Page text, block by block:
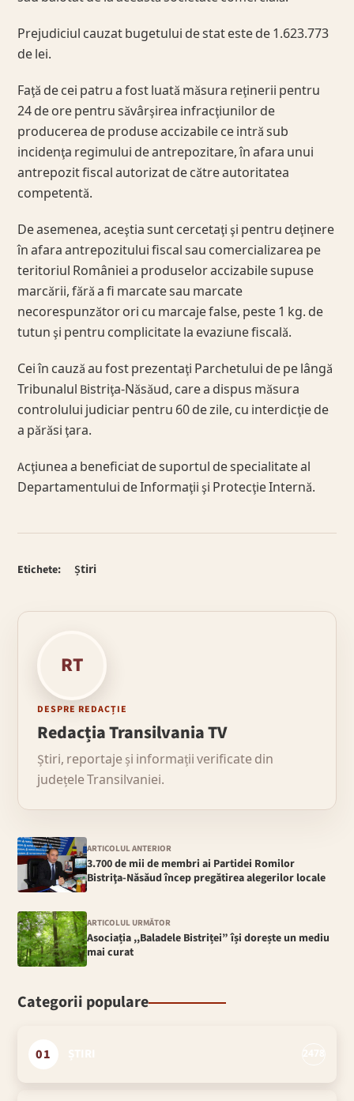
Prejudiciul cauzat bugetului de stat este de 1.623.773
de lei.
Faţă de cei patru a fost luată măsura reţinerii pentru
24 de ore pentru săvârşirea infracţiunilor de
producerea de produse accizabile ce intră sub
incidenţa regimului de antrepozitare, în afara unui
antrepozit fiscal autorizat de către autoritatea
competentă.
De asemenea, aceştia sunt cercetaţi şi pentru deţinere
în afara antrepozitului fiscal sau comercializarea pe
teritoriul României a produselor accizabile supuse
marcării, fără a fi marcate sau marcate
necorespunzător ori cu marcaje false, peste 1 kg. de
tutun şi pentru complicitate la evaziune fiscală.
Cei în cauză au fost prezentaţi Parchetului de pe lângă
Tribunalul Bistriţa-Năsăud, care a dispus măsura
controlului judiciar pentru 60 de zile, cu interdicţie de
a părăsi ţara.
Acţiunea a beneficiat de suportul de specialitate al
Departamentului de Informaţii şi Protecţie Internă.
Etichete: Știri
RT
DESPRE REDACȚIE
Redacția Transilvania TV
Știri, reportaje și informații verificate din
județele Transilvaniei.
ARTICOLUL ANTERIOR
3.700 de mii de membri ai Partidei Romilor
Bistriţa-Năsăud încep pregătirea alegerilor locale
ARTICOLUL URMĂTOR
Asociația ,,Baladele Bistriței” își dorește un mediu
mai curat
Categorii populare
01